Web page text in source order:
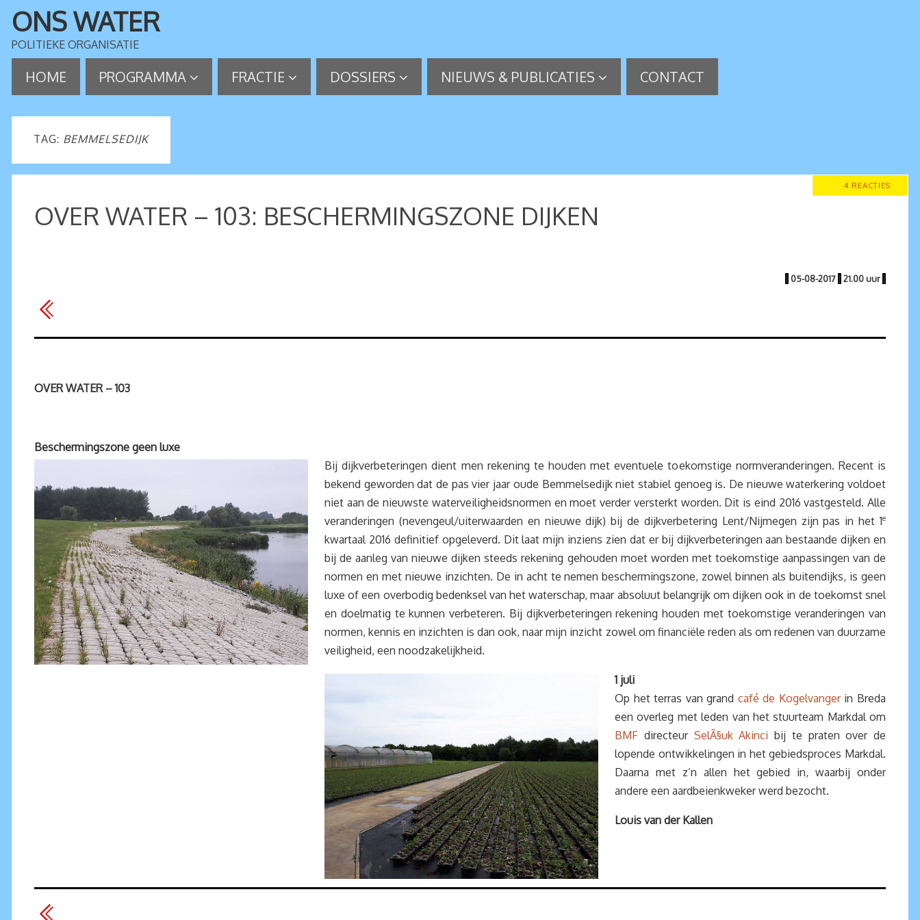
ONS WATER
POLITIEKE ORGANISATIE
HOME PROGRAMMA FRACTIE DOSSIERS NIEUWS & PUBLICATIES CONTACT
TAG: BEMMELSEDIJK
4 REACTIES
OVER WATER – 103: BESCHERMINGSZONE DIJKEN
| 05-08-2017 | 21.00 uur |
OVER WATER – 103
Beschermingszone geen luxe
Bij dijkverbeteringen dient men rekening te houden met eventuele toekomstige normveranderingen. Recent is
bekend geworden dat de pas vier jaar oude Bemmelsedijk niet stabiel genoeg is. De nieuwe waterkering voldoet
niet aan de nieuwste waterveiligheidsnormen en moet verder versterkt worden. Dit is eind 2016 vastgesteld. Alle
veranderingen (nevengeul/uiterwaarden en nieuwe dijk) bij de dijkverbetering Lent/Nijmegen zijn pas in het 1e
kwartaal 2016 definitief opgeleverd. Dit laat mijn inziens zien dat er bij dijkverbeteringen aan bestaande dijken en
bij de aanleg van nieuwe dijken steeds rekening gehouden moet worden met toekomstige aanpassingen van de
normen en met nieuwe inzichten. De in acht te nemen beschermingszone, zowel binnen als buitendijks, is geen
luxe of een overbodig bedenksel van het waterschap, maar absoluut belangrijk om dijken ook in de toekomst snel
en doelmatig te kunnen verbeteren. Bij dijkverbeteringen rekening houden met toekomstige veranderingen van
normen, kennis en inzichten is dan ook, naar mijn inzicht zowel om financiële reden als om redenen van duurzame
veiligheid, een noodzakelijkheid.
1 juli
Op het terras van grand café de Kogelvangerin Breda
een overleg met leden van het stuurteam Markdal om
BMF directeur SelÃ§uk Akinci bij te praten over de
lopende ontwikkelingen in het gebiedsproces Markdal.
Daarna met z’n allen het gebied in, waarbij onder
andere een aardbeienkweker werd bezocht.
Louis van der Kallen